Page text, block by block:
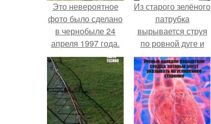
Это невероятное
фото было сделано
в чернобыле 24
апреля 1997 года.
Из старого зелёного
патрубка
вырывается струя
по ровной дуге и
точно попадает в
отверстие нижней
трубы.